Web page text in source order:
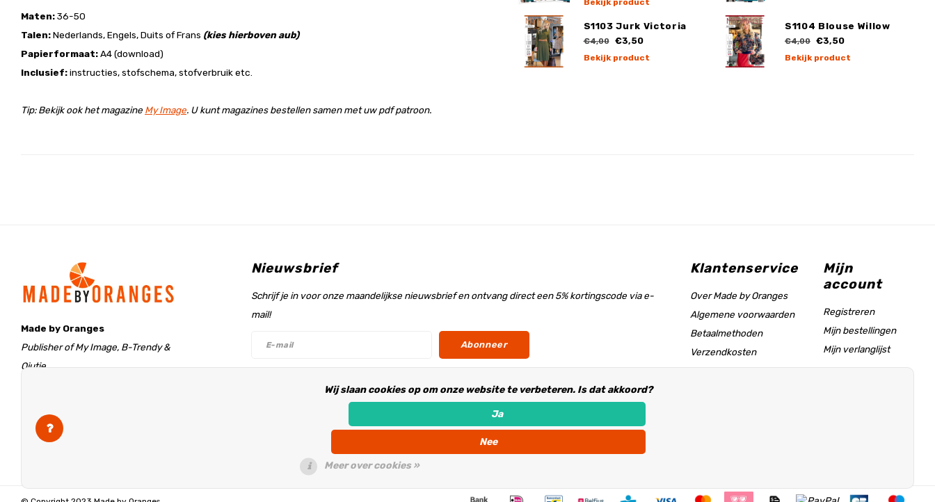
Maten:36-50
Talen:Nederlands, Engels, Duits of Frans (kies hierboven aub)
Papierformaat:A4 (download)
Inclusief:instructies, stofschema, stofverbruik etc.
Tip: Bekijk ook het magazine My Image. U kunt magazines bestellen samen met uw pdf patroon.
Bekijk product
S1103 Jurk Victoria
€4,00 €3,50
Bekijk product
S1104 Blouse Willow
€4,00 €3,50
Bekijk product
Made by Oranges
Publisher of My Image, B-Trendy &
Qjutie
The Netherlands
info@madebyoranges.com
Nieuwsbrief
Schrijf je in voor onze maandelijkse nieuwsbrief en ontvang direct een 5% kortingscode via e-
mail!
Abonneer
Klantenservice
Over Made by Oranges
Algemene voorwaarden
Betaalmethoden
Verzendkosten
Maattabel & helppagina
Mijn
account
Registreren
Mijn bestellingen
Mijn verlanglijst
Wij slaan cookies op om onze website te verbeteren. Is dat akkoord?
Ja
Nee
Meer over cookies »